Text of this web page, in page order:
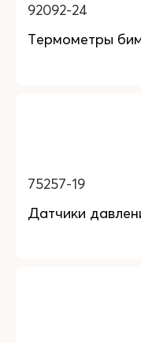
92092-24
Термометры
75257-19
Датчики